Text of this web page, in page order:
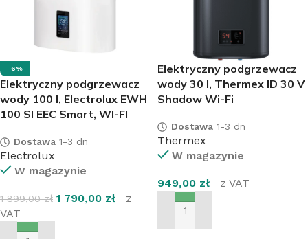
-6%
Elektryczny podgrzewacz
wody 100 l, Electrolux EWH
100 SI EEC Smart, WI-FI
Dostawa 1-3 dn
Electrolux
W magazynie
1 899,00zł 1 790,00 zł
z
VAT
Elektryczny podgrzewacz
wody 30 l, Thermex ID 30 V
Shadow Wi-Fi
Dostawa 1-3 dn
Thermex
W magazynie
949,00 zł z VAT
DODAJ DO KOSZYKA